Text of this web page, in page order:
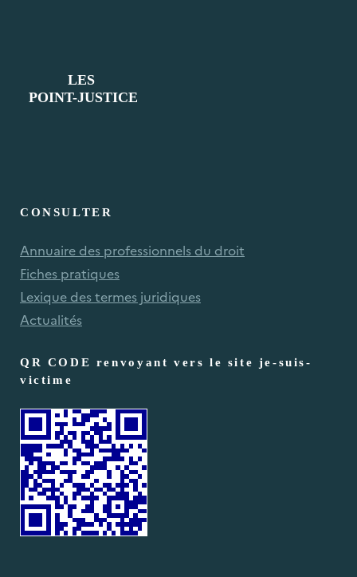
CONSULTER
Annuaire des professionnels du droit
Fiches pratiques
Lexique des termes juridiques
Actualités
QR CODE renvoyant vers le site je-suis-
victime